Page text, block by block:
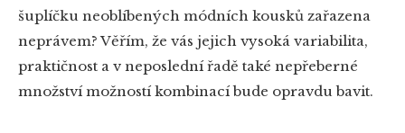
šuplíčku neoblíbených módních kousků zařazena
neprávem? Věřím, že vás jejich vysoká variabilita,
praktičnost a v neposlední řadě také nepřeberné
množství možností kombinací bude opravdu bavit.